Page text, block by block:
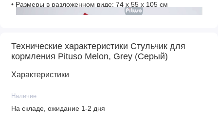
• Размеры в разложенном виде: 74 х 55 х 105 см
Технические характеристики Стульчик для
кормления Pituso Melon, Grey (Серый)
Характеристики
Наличие
На складе, ожидание 1-2 дня